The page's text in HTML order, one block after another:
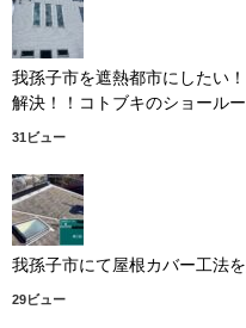
我孫子市を遮熱都市にしたい
解決！！コトブキのショール
31ビュー
我孫子市にて屋根カバー工法
29ビュー